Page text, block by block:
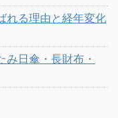
れる理由と経年変化
日傘・長財布・